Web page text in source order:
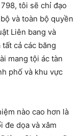
tôi sẽ chỉ đạo
và toàn bộ quyền
Liên bang và
cả các băng
mang tội ác tàn
phố và khu vực
nào cao hơn là
đe dọa và xâm